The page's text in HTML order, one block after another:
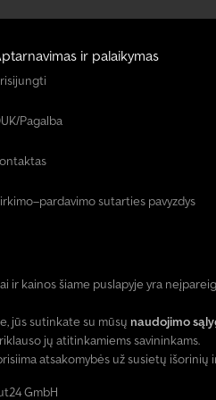
ir palaikymas
Pagalba
sutarties pavyzdys
ir kainos šiame puslapyje yra
jūs sutinkate su mūsų naudojimo
jų atitinkamiems savininkams.
atsakomybės už susietų
GmbH